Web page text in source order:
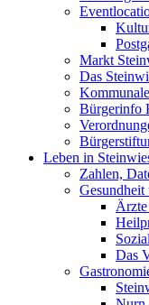
Markt
Das
Bürgerinfo
Leben in
Zahlen,
Gesundheit
Das